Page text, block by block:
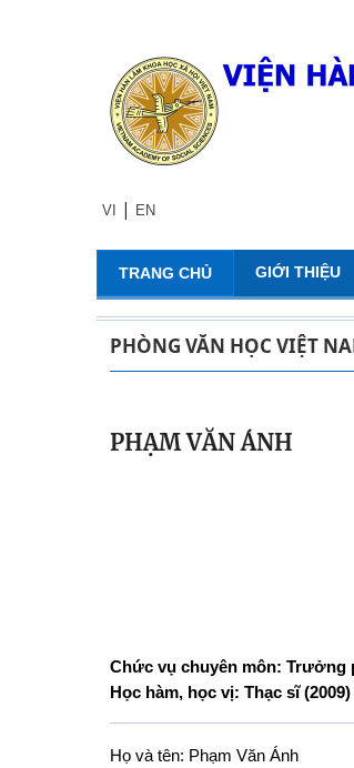
VI | EN
TRANG CHỦ GIỚI THIỆU
PHÒNG VĂN HỌC VIỆT
PHẠM VĂN ÁNH
Chức vụ chuyên môn: Trưởng
Học hàm, học vị: Thạc sĩ (2009)
Họ và tên: Phạm Văn Ánh